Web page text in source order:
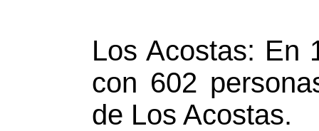
Los Acostas: En
con 602
de Los Acostas.